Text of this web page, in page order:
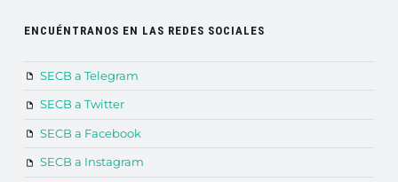
ENCUÉNTRANOS EN LAS REDES SOCIALES
SECB a Telegram
SECB a Twitter
SECB a Facebook
SECB a Instagram